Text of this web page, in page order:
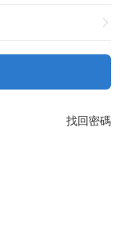
找回密碼